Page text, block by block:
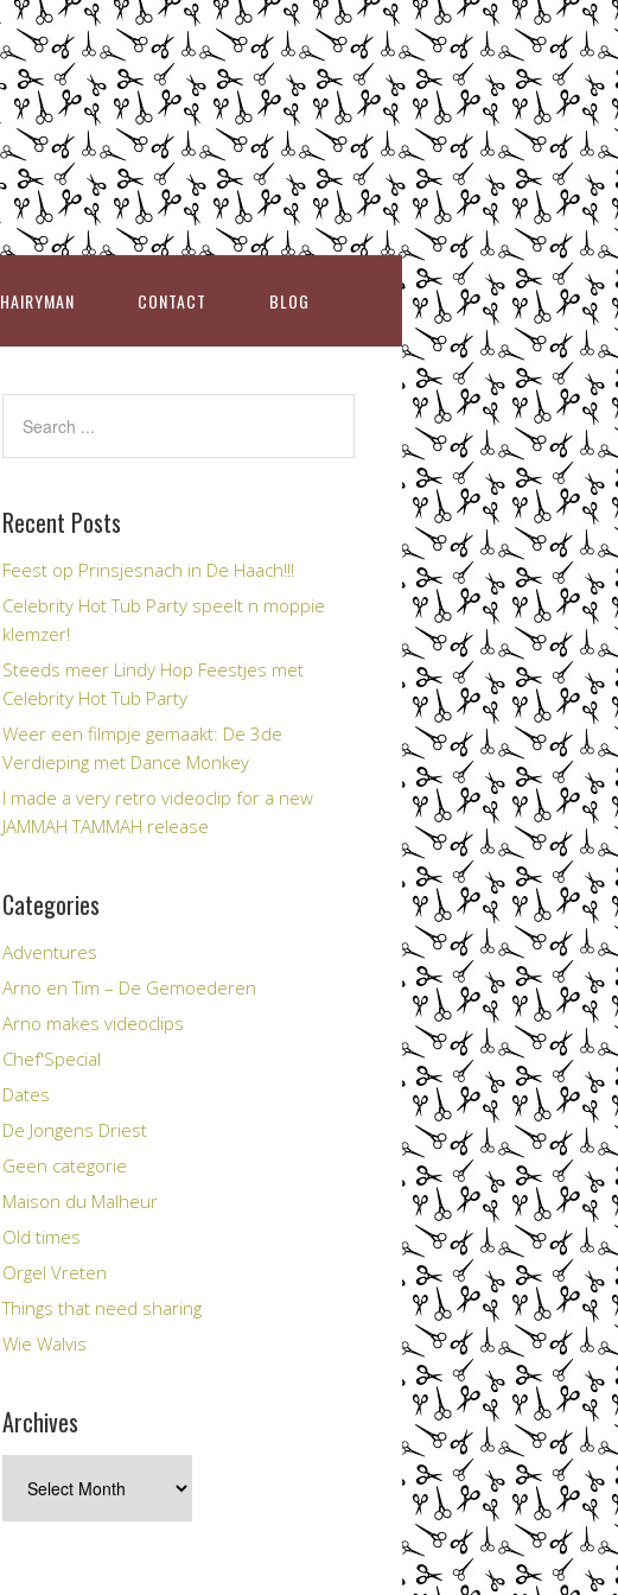
HAIRYMAN CONTACT BLOG
Recent Posts
Feest op Prinsjesnach in De Haach!!!
Celebrity Hot Tub Party speelt n moppie
klemzer!
Steeds meer Lindy Hop Feestjes met
Celebrity Hot Tub Party
Weer een filmpje gemaakt: De 3de
Verdieping met Dance Monkey
I made a very retro videoclip for a new
JAMMAH TAMMAH release
Categories
Adventures
Arno en Tim – De Gemoederen
Arno makes videoclips
Chef'Special
Dates
De Jongens Driest
Geen categorie
Maison du Malheur
Old times
Orgel Vreten
Things that need sharing
Wie Walvis
Archives